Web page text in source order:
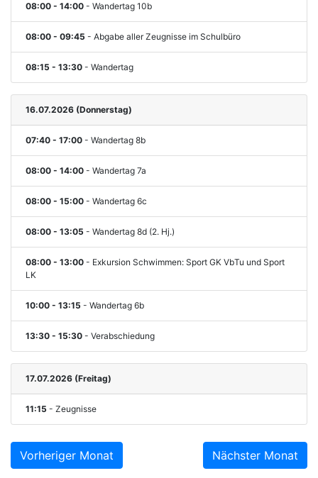
08:00 - 14:00 - Wandertag 10b
08:00 - 09:45 - Abgabe aller Zeugnisse im Schulbüro
08:15 - 13:30 - Wandertag
16.07.2026 (Donnerstag)
07:40 - 17:00 - Wandertag 8b
08:00 - 14:00 - Wandertag 7a
08:00 - 15:00 - Wandertag 6c
08:00 - 13:05 - Wandertag 8d (2. Hj.)
08:00 - 13:00 - Exkursion Schwimmen: Sport GK VbTu und Sport
LK
10:00 - 13:15 - Wandertag 6b
13:30 - 15:30 - Verabschiedung
17.07.2026 (Freitag)
11:15 - Zeugnisse
Vorheriger Monat Nächster Monat